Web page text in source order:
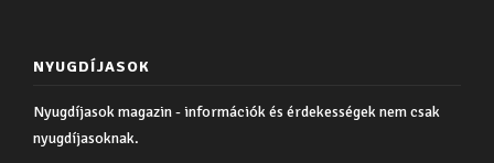
NYUGDÍJASOK
Nyugdíjasok magazin - információk és érdekességek nem csak
nyugdíjasoknak.